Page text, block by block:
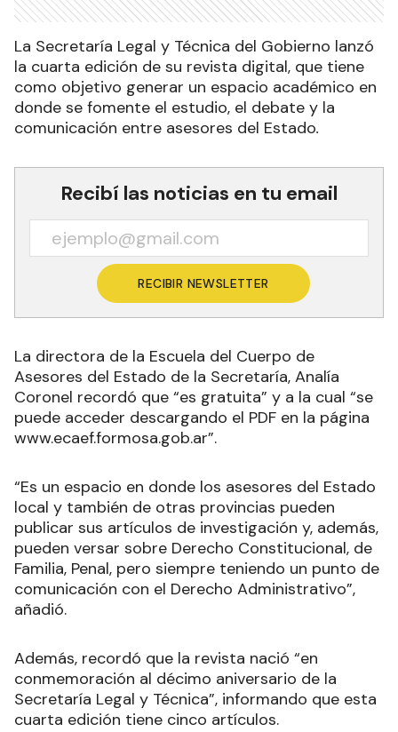
La Secretaría Legal y Técnica del Gobierno lanzó
la cuarta edición de su revista digital, que tiene
como objetivo generar un espacio académico en
donde se fomente el estudio, el debate y la
comunicación entre asesores del Estado.
Recibí las noticias en tu email
RECIBIR NEWSLETTER
La directora de la Escuela del Cuerpo de
Asesores del Estado de la Secretaría, Analía
Coronel recordó que “es gratuita” y a la cual “se
puede acceder descargando el PDF en la página
www.ecaef.formosa.gob.ar”.
“Es un espacio en donde los asesores del Estado
local y también de otras provincias pueden
publicar sus artículos de investigación y, además,
pueden versar sobre Derecho Constitucional, de
Familia, Penal, pero siempre teniendo un punto de
comunicación con el Derecho Administrativo”,
añadió.
Además, recordó que la revista nació “en
conmemoración al décimo aniversario de la
Secretaría Legal y Técnica”, informando que esta
cuarta edición tiene cinco artículos.